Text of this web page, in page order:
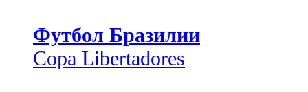
Футбол Бразилии
Copa Libertadores